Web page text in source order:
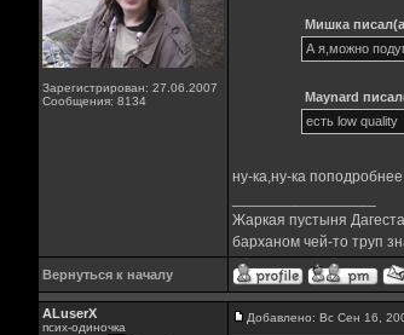
Зарегистрирован: 27.06.2007
Сообщения: 8134
Мишка
А я,можно
Maynard
есть low quality
ну-ка,ну-ка
Жаркая пустыня
барханом чей-то труп
Вернуться к началу
ALuserX
псих-одиночка
Добавлено: Вс Сен 16,